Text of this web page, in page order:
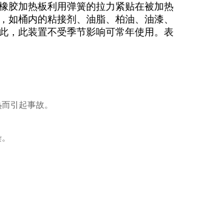
胶加热板利用弹簧的拉力紧贴在被加热
桶内的粘接剂、油脂、柏油、油漆、
，此装置不受季节影响可常年使用。表
引起事故。